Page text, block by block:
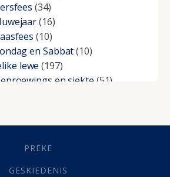
(34)
(16)
(10)
en Sabbat(10)
lewe (197)
en siekte (51)
Groei(10)
(21)
Grys Areas(4)
PREKE
GESKIEDENIS